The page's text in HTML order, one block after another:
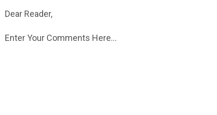
Dear Reader,
Enter Your Comments Here...